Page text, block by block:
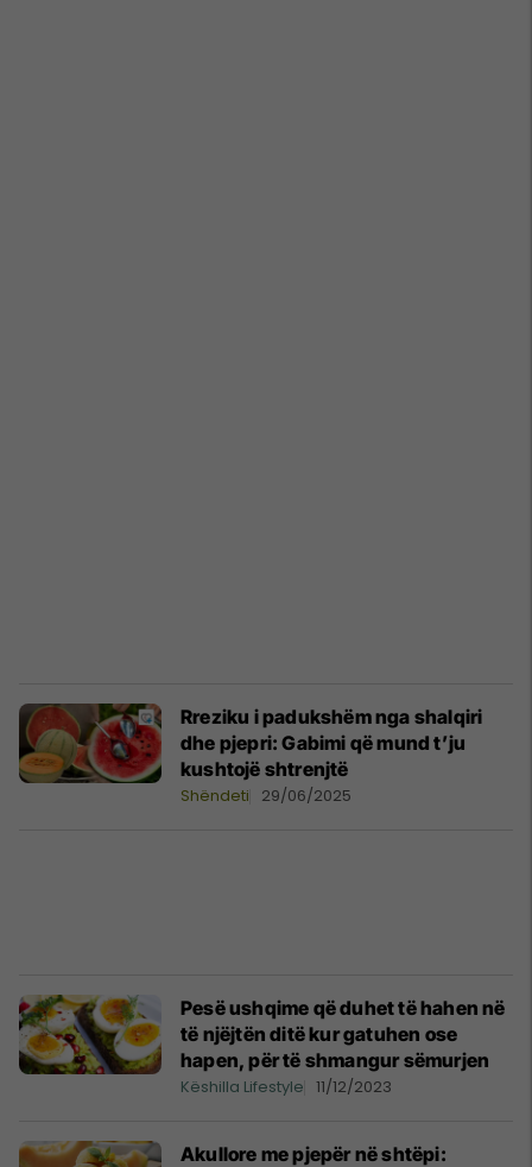
Rreziku i padukshëm nga shalqiri
dhe pjepri: Gabimi që mund t’ju
kushtojë shtrenjtë
Shëndeti 29/06/2025
Pesë ushqime që duhet të hahen në
të njëjtën ditë kur gatuhen ose
hapen, për të shmangur sëmurjen
Këshilla Lifestyle 11/12/2023
Akullore me pjepër në shtëpi: